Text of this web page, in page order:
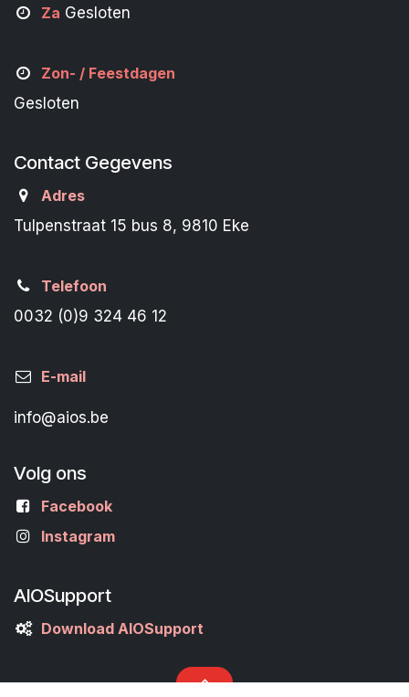
Za Gesloten
Zon- / Feestdagen
Gesloten
Contact Gegevens
Adres
Tulpenstraat 15 bus 8, 9810 Eke
Telefoon
0032 (0)9 324 46 12
E-mail
info@aios.be
Volg ons
Facebook
Instagram
AIOSupport
Download AIOSupport